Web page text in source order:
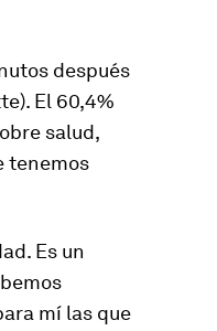
después
El 60,4%
salud,
tenemos
Es un
mí las que